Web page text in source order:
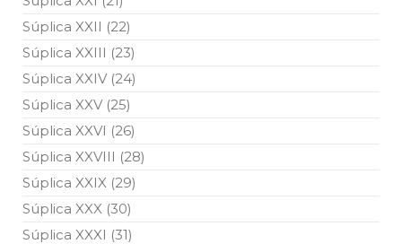
Súplica XXII (22)
Súplica XXIII (23)
Súplica XXIV (24)
Súplica XXV (25)
Súplica XXVI (26)
Súplica XXVIII (28)
Súplica XXIX (29)
Súplica XXX (30)
Súplica XXXI (31)